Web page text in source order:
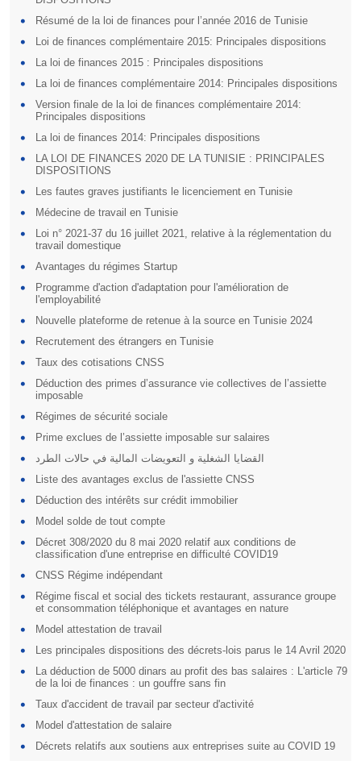
Résumé de la loi de finances pour l’année 2016 de Tunisie
Loi de finances complémentaire 2015: Principales dispositions
La loi de finances 2015 : Principales dispositions
La loi de finances complémentaire 2014: Principales dispositions
Version finale de la loi de finances complémentaire 2014:
Principales dispositions
La loi de finances 2014: Principales dispositions
LA LOI DE FINANCES 2020 DE LA TUNISIE : PRINCIPALES
DISPOSITIONS
Les fautes graves justifiants le licenciement en Tunisie
Médecine de travail en Tunisie
Loi n° 2021-37 du 16 juillet 2021, relative à la réglementation du
travail domestique
Avantages du régimes Startup
Programme d'action d'adaptation pour l'amélioration de
l'employabilité
Nouvelle plateforme de retenue à la source en Tunisie 2024
Recrutement des étrangers en Tunisie
Taux des cotisations CNSS
Déduction des primes d’assurance vie collectives de l’assiette
imposable
Régimes de sécurité sociale
Prime exclues de l’assiette imposable sur salaires
القضايا الشغلية و التعويضات المالية في حالات الطرد
Liste des avantages exclus de l'assiette CNSS
Déduction des intérêts sur crédit immobilier
Model solde de tout compte
Décret 308/2020 du 8 mai 2020 relatif aux conditions de
classification d'une entreprise en difficulté COVID19
CNSS Régime indépendant
Régime fiscal et social des tickets restaurant, assurance groupe
et consommation téléphonique et avantages en nature
Model attestation de travail
Les principales dispositions des décrets-lois parus le 14 Avril 2020
La déduction de 5000 dinars au profit des bas salaires : L'article 79
de la loi de finances : un gouffre sans fin
Taux d'accident de travail par secteur d'activité
Model d'attestation de salaire
Décrets relatifs aux soutiens aux entreprises suite au COVID 19